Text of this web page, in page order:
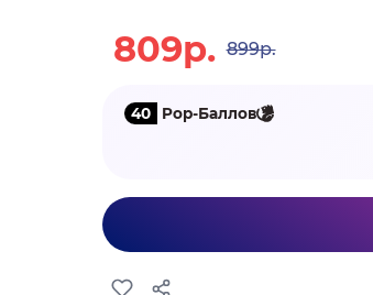
809р. 899р.
40 Pop-Баллов